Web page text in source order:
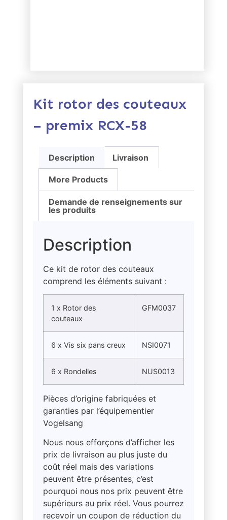
Kit rotor des couteaux
– premix RCX-58
Description Livraison
More Products
Demande de renseignements sur
les produits
Description
Ce kit de rotor des couteaux
comprend les éléments suivant :
1 x Rotor des
couteaux
GFM0037
6 x Vis six pans creux NSI0071
6 x Rondelles NUS0013
Pièces d’origine fabriquées et
garanties par l’équipementier
Vogelsang
Nous nous efforçons d’afficher les
prix de livraison au plus juste du
coût réel mais des variations
peuvent être présentes, c’est
pourquoi nous nos prix peuvent être
supérieurs au prix réel. Vous pourrez
recevoir un coupon de réduction du